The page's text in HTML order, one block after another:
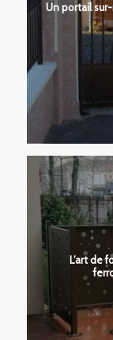
Un portail sur-
L’art de